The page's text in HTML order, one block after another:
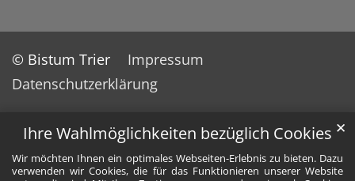
Ihre Wahlmöglichkeiten bezüglich Cookies
Wir möchten Ihnen ein optimales Webseiten-Erlebnis zu bieten. Dazu
verwenden wir Cookies, die für das Funktionieren unserer Website
✕
© Bistum Trier
Impressum
Datenschutzerklärung